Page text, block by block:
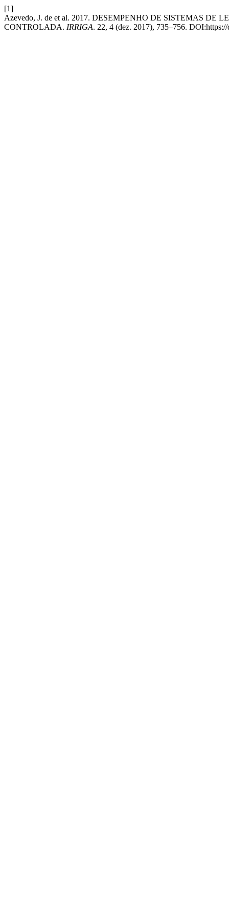
[1]
Azevedo, J. de et al. 2017. DESEMPENHO DE SISTEMAS
CONTROLADA. IRRIGA. 22, 4 (dez. 2017), 735–756.